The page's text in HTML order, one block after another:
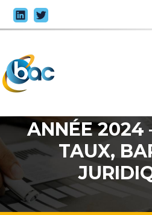
Aller
au
ANNÉE 2024
TAUX,